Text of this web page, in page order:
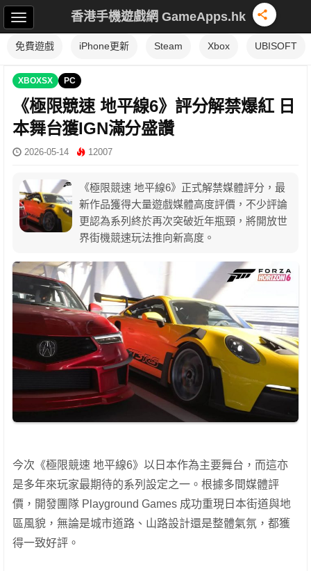
香港手機遊戲網 GameApps.hk
免費遊戲 iPhone更新 Steam Xbox UBISOFT
XBOXSX PC
《極限競速 地平線6》評分解禁爆紅 日
本舞台獲IGN滿分盛讚
2026-05-14 12007
《極限競速 地平線6》正式解禁媒體評分，最
新作品獲得大量遊戲媒體高度評價，不少評論
更認為系列終於再次突破近年瓶頸，將開放世
界街機競速玩法推向新高度。
今次《極限競速 地平線6》以日本作為主要舞台，而這亦
是多年來玩家最期待的系列設定之一。根據多間媒體評
價，開發團隊 Playground Games 成功重現日本街道與地
區風貌，無論是城市道路、山路設計還是整體氣氛，都獲
得一致好評。